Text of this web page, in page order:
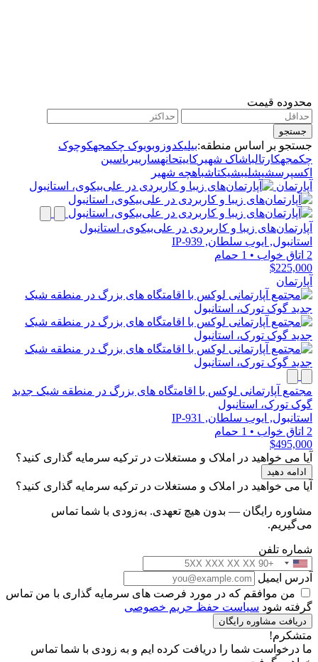
محدوده قیمت
جستجو
جستجو بر اساس منطقه:بیلیکدوزوبویوک چکمجهکوچوک
چکمجهکارتالباشاک شهیر کاییتحانهسارییر باسین
اکسپرسشیشلیبشیکتاشباهچه شهیر
آپارتمان
آپارتمان‌های زیبا و کاربردی در علی‌بیکوی، استانبول
استانبول, ایوب سلطان, IP-939
2 اتاق خواب
• 1 حمام
$225,000
آپارتمان
مجتمع آپارتمانی لوکس با اقامتگاه های بزرگ در منطقه شیک جدید
گوک تورک، استانبول
استانبول, ایوب سلطان, IP-931
2 اتاق خواب
• 1 حمام
$495,000
آیا می خواهید در املاک و مستغلات در ترکیه سرمایه گذاری کنید؟
ادامه دهید
آیا می خواهید در املاک و مستغلات در ترکیه سرمایه گذاری کنید؟
مشاوره رایگان — بدون هیچ تعهدی. به‌زودی با شما تماس
می‌گیریم.
شماره تلفن
آدرس ایمیل
من موافقم که در مورد فرصت های سرمایه گذاری با من تماس
گرفته شود سیاست حفظ حریم خصوصی
دریافت مشاوره رایگان
متشکرم!
ما درخواست شما را دریافت کرده ایم و به زودی با شما تماس